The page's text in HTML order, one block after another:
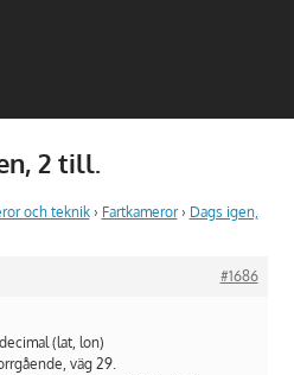
2 till.
och teknik › Fartkameror › Dags igen,
#1686
(lat, lon)
väg 29.